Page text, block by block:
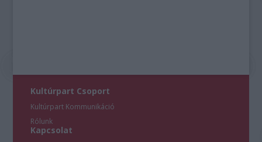
Kultúrpart Csoport
Kultúrpart Kommunikáció
Rólunk
Kapcsolat